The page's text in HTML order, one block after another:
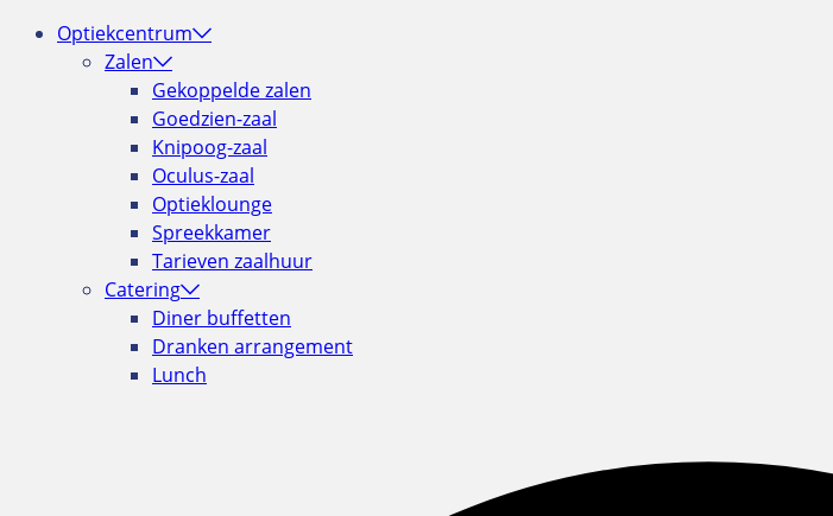
Optiekcentrum
Zalen
Gekoppelde zalen
Goedzien-zaal
Knipoog-zaal
Oculus-zaal
Optieklounge
Spreekkamer
Tarieven zaalhuur
Catering
Diner buffetten
Dranken arrangement
Lunch